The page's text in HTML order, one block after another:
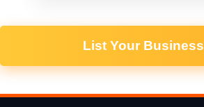
List Your Business